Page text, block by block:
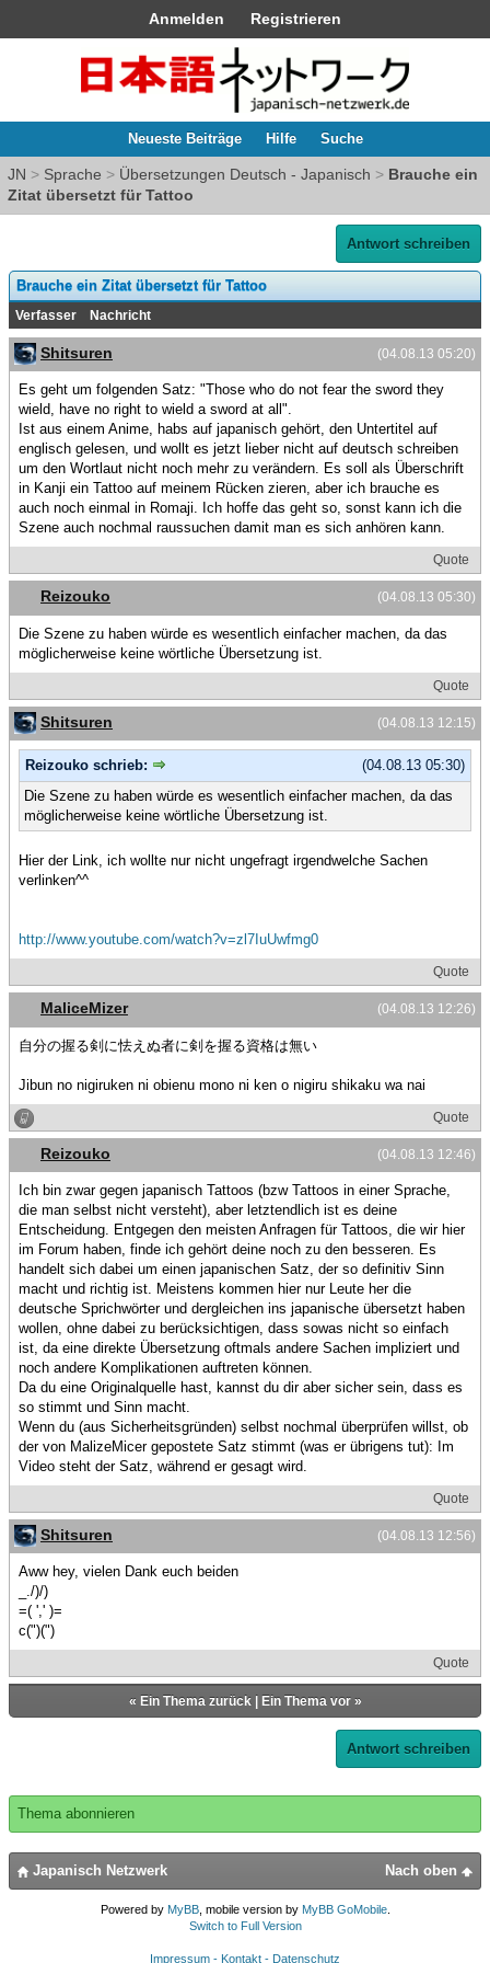
Anmelden Registrieren
Neueste Beiträge Hilfe Suche
JN > Sprache > Übersetzungen Deutsch - Japanisch > Brauche ein
Zitat übersetzt für Tattoo
Antwort schreiben
Brauche ein Zitat übersetzt für Tattoo
Verfasser Nachricht
(04.08.13 05:20)
Shitsuren
Es geht um folgenden Satz: "Those who do not fear the sword they
wield, have no right to wield a sword at all".
Ist aus einem Anime, habs auf japanisch gehört, den Untertitel auf
englisch gelesen, und wollt es jetzt lieber nicht auf deutsch schreiben
um den Wortlaut nicht noch mehr zu verändern. Es soll als Überschrift
in Kanji ein Tattoo auf meinem Rücken zieren, aber ich brauche es
auch noch einmal in Romaji. Ich hoffe das geht so, sonst kann ich die
Szene auch nochmal raussuchen damit man es sich anhören kann.
Quote
(04.08.13 05:30)
Reizouko
Die Szene zu haben würde es wesentlich einfacher machen, da das
möglicherweise keine wörtliche Übersetzung ist.
Quote
(04.08.13 12:15)
Shitsuren
(04.08.13 05:30)
Reizouko schrieb:
Die Szene zu haben würde es wesentlich einfacher machen, da das
möglicherweise keine wörtliche Übersetzung ist.
Hier der Link, ich wollte nur nicht ungefragt irgendwelche Sachen
verlinken^^
http://www.youtube.com/watch?v=zl7IuUwfmg0
Quote
(04.08.13 12:26)
MaliceMizer
自分の握る剣に怯えぬ者に剣を握る資格は無い
Jibun no nigiruken ni obienu mono ni ken o nigiru shikaku wa nai
Quote
(04.08.13 12:46)
Reizouko
Ich bin zwar gegen japanisch Tattoos (bzw Tattoos in einer Sprache,
die man selbst nicht versteht), aber letztendlich ist es deine
Entscheidung. Entgegen den meisten Anfragen für Tattoos, die wir hier
im Forum haben, finde ich gehört deine noch zu den besseren. Es
handelt sich dabei um einen japanischen Satz, der so definitiv Sinn
macht und richtig ist. Meistens kommen hier nur Leute her die
deutsche Sprichwörter und dergleichen ins japanische übersetzt haben
wollen, ohne dabei zu berücksichtigen, dass sowas nicht so einfach
ist, da eine direkte Übersetzung oftmals andere Sachen impliziert und
noch andere Komplikationen auftreten können.
Da du eine Originalquelle hast, kannst du dir aber sicher sein, dass es
so stimmt und Sinn macht.
Wenn du (aus Sicherheitsgründen) selbst nochmal überprüfen willst, ob
der von MalizeMicer gepostete Satz stimmt (was er übrigens tut): Im
Video steht der Satz, während er gesagt wird.
Quote
(04.08.13 12:56)
Shitsuren
Aww hey, vielen Dank euch beiden
_./)/)
=( ',' )=
c(")(")
Quote
« Ein Thema zurück| Ein Thema vor»
Antwort schreiben
Thema abonnieren
Nach oben
Japanisch Netzwerk
Powered by MyBB, mobile version by MyBB GoMobile.
Switch to Full Version
Impressum - Kontakt - Datenschutz